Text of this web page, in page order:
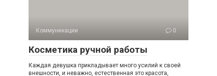
Коммуникации 0
Косметика ручной работы
Каждая девушка прикладывает много усилий к своей
внешности, и неважно, естественная это красота,